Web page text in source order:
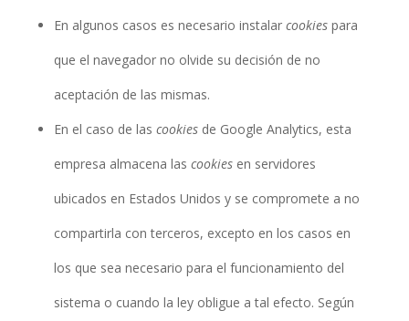
En algunos casos es necesario instalar cookiespara
que el navegador no olvide su decisión de no
aceptación de las mismas.
En el caso de las cookiesde Google Analytics, esta
empresa almacena las cookiesen servidores
ubicados en Estados Unidos y se compromete a no
compartirla con terceros, excepto en los casos en
los que sea necesario para el funcionamiento del
sistema o cuando la ley obligue a tal efecto. Según